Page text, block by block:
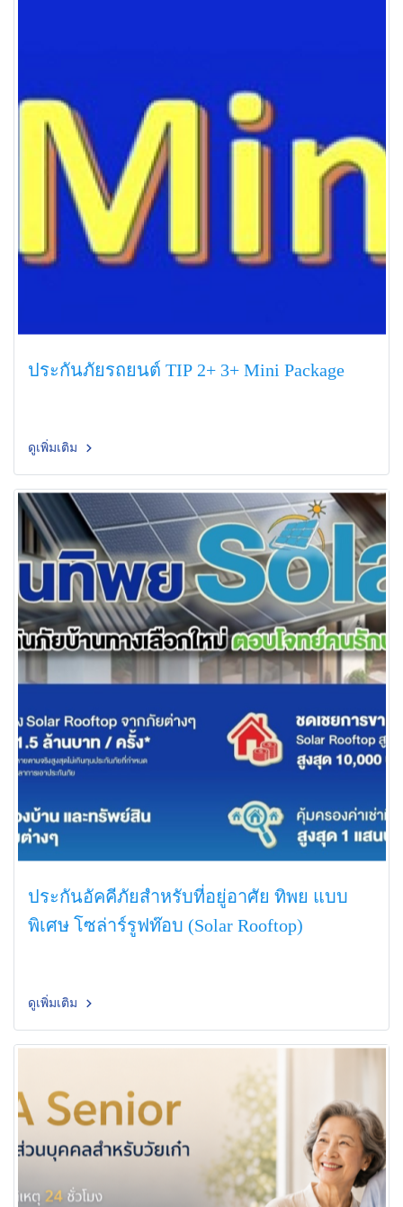
ประกันภัยรถยนต์ TIP 2+ 3+ Mini Package
ดูเพิ่มเติม
ประกันอัคคีภัยสำหรับที่อยู่อาศัย ทิพย แบบ
พิเศษ โซล่าร์รูฟท๊อบ (Solar Rooftop)
ดูเพิ่มเติม